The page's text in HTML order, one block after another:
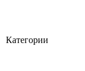
Категории